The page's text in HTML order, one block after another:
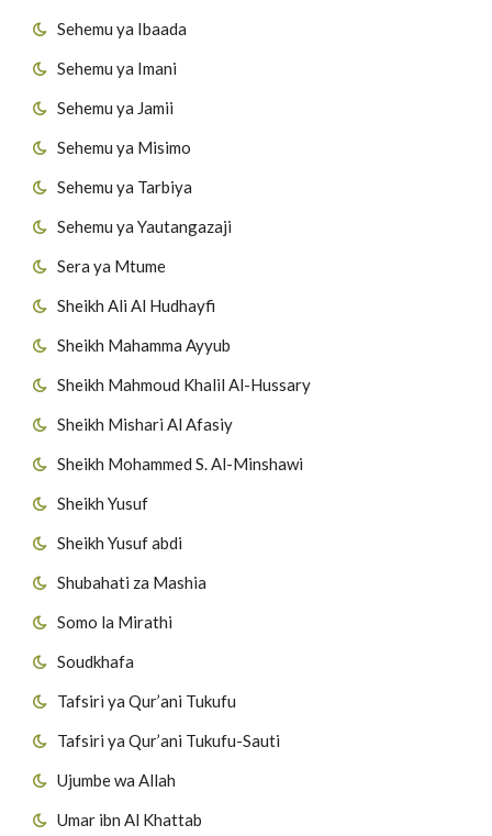
Sehemu ya Ibaada
Sehemu ya Imani
Sehemu ya Jamii
Sehemu ya Misimo
Sehemu ya Tarbiya
Sehemu ya Yautangazaji
Sera ya Mtume
Sheikh Ali Al Hudhayfi
Sheikh Mahamma Ayyub
Sheikh Mahmoud Khalil Al-Hussary
Sheikh Mishari Al Afasiy
Sheikh Mohammed S. Al-Minshawi
Sheikh Yusuf
Sheikh Yusuf abdi
Shubahati za Mashia
Somo la Mirathi
Soudkhafa
Tafsiri ya Qur’ani Tukufu
Tafsiri ya Qur’ani Tukufu-Sauti
Ujumbe wa Allah
Umar ibn Al Khattab